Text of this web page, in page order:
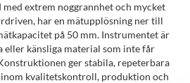
extrem noggrannhet och mycket
har en mätupplösning ner till
på 50 mm. Instrumentet är
känsliga material som inte får
ger stabila, repeterbara
kvalitetskontroll, produktion och